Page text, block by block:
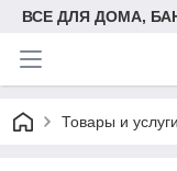
ВСЕ ДЛЯ ДОМА,
Товары и услуги